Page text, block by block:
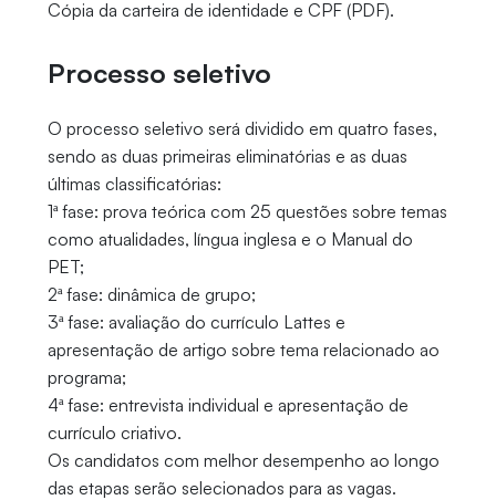
Cópia da carteira de identidade e CPF (PDF).
Processo seletivo
O processo seletivo será dividido em quatro fases,
sendo as duas primeiras eliminatórias e as duas
últimas classificatórias:
1ª fase: prova teórica com 25 questões sobre temas
como atualidades, língua inglesa e o Manual do
PET;
2ª fase: dinâmica de grupo;
3ª fase: avaliação do currículo Lattes e
apresentação de artigo sobre tema relacionado ao
programa;
4ª fase: entrevista individual e apresentação de
currículo criativo.
Os candidatos com melhor desempenho ao longo
das etapas serão selecionados para as vagas.